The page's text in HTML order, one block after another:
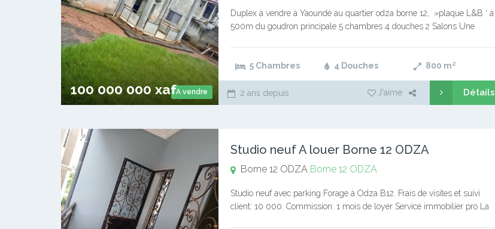
A vendre
100 000 000 xaf
Duplex à vendre à Yaoundé au quartier odza borne 12, »plaque L&B ‘ à
500m du goudron principale 5 chambres 4 douches 2 Salons Une
5 Chambres 4 Douches 800 m²
2 ans depuis J'aime Détails
Studio neuf A louer Borne 12 ODZA
Borne 12 ODZA Borne 12 ODZA
Studio neuf avec parking Forage à Odza B12. Frais de visites et suivi
client: 10 000. Commission: 1 mois de loyer Service immobilier pro La